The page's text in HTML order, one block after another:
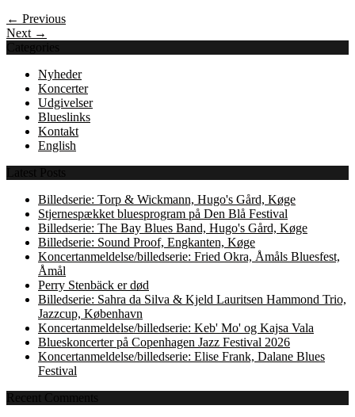
← Previous
Next →
Categories
Nyheder
Koncerter
Udgivelser
Blueslinks
Kontakt
English
Latest Posts
Billedserie: Torp & Wickmann, Hugo's Gård, Køge
Stjernespækket bluesprogram på Den Blå Festival
Billedserie: The Bay Blues Band, Hugo's Gård, Køge
Billedserie: Sound Proof, Engkanten, Køge
Koncertanmeldelse/billedserie: Fried Okra, Åmåls Bluesfest,
Åmål
Perry Stenbäck er død
Billedserie: Sahra da Silva & Kjeld Lauritsen Hammond Trio,
Jazzcup, København
Koncertanmeldelse/billedserie: Keb' Mo' og Kajsa Vala
Blueskoncerter på Copenhagen Jazz Festival 2026
Koncertanmeldelse/billedserie: Elise Frank, Dalane Blues
Festival
Recent Comments